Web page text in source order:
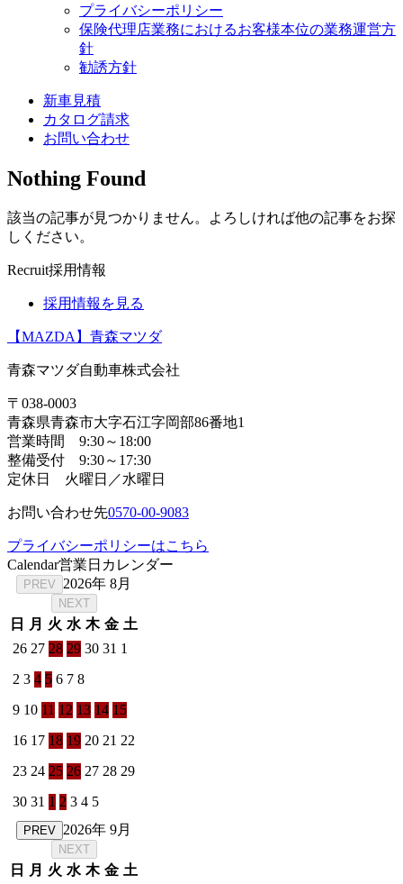
プライバシーポリシー
保険代理店業務におけるお客様本位の業務運営方
針
勧誘方針
新車見積
カタログ請求
お問い合わせ
Nothing Found
該当の記事が見つかりません。よろしければ他の記事をお探
しください。
Recruit採用情報
採用情報を見る
【MAZDA】青森マツダ
青森マツダ自動車株式会社
〒038-0003
青森県青森市大字石江字岡部86番地1
営業時間 9:30～18:00
整備受付 9:30～17:30
定休日 火曜日／水曜日
お問い合わせ先0570-00-9083
プライバシーポリシーはこちら
Calendar営業日カレンダー
PREV 2026年 8月
NEXT
日 月 火 水 木 金 土
26 27 28 29 30 31 1
2 3 4 5 6 7 8
9 10 11 12 13 14 15
16 17 18 19 20 21 22
23 24 25 26 27 28 29
30 31 1 2 3 4 5
PREV 2026年 9月
NEXT
日 月 火 水 木 金 土